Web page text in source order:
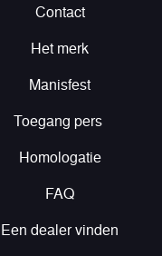
Contact
Het merk
Manisfest
Toegang pers
Homologatie
FAQ
Een dealer vinden